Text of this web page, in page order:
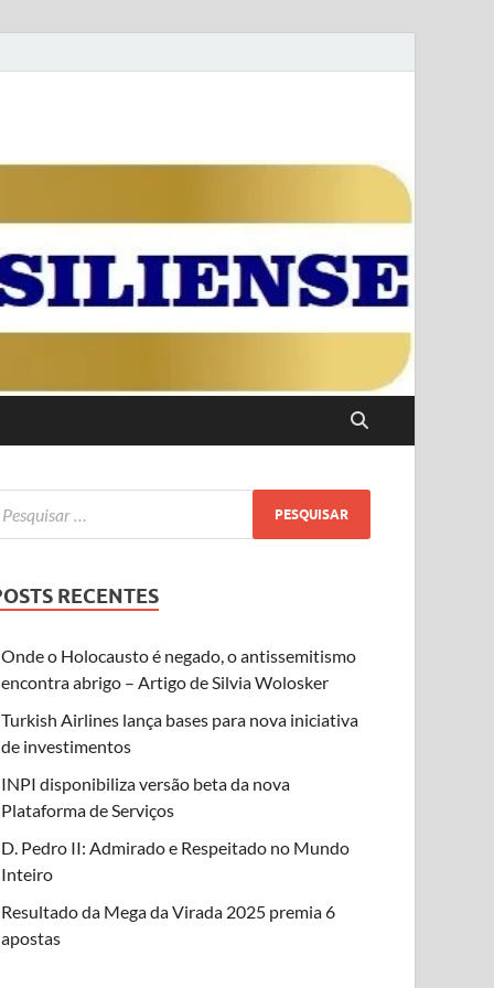
RECENTES
Onde o Holocausto é negado, o antissemitismo
encontra abrigo – Artigo de Silvia Wolosker
Turkish Airlines lança bases para nova iniciativa
de investimentos
INPI disponibiliza versão beta da nova
Plataforma de Serviços
D. Pedro II: Admirado e Respeitado no Mundo
Inteiro
Resultado da Mega da Virada 2025 premia 6
apostas